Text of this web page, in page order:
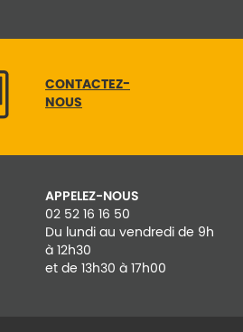
CONTACTEZ-
NOUS
APPELEZ-NOUS
02 52 16 16 50
Du lundi au vendredi de 9h
à 12h30
et de 13h30 à 17h00